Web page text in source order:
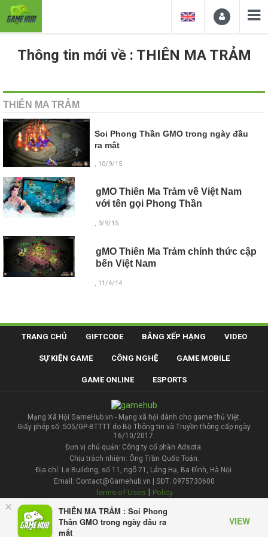
×
THIÊN MA TRẢM : Soi Phong
Thần GMO trong ngày đầu ra
mắt
VIEW
Thông tin mới về : THIÊN MA TRẢM
THIÊN MA TRẢM
Soi Phong Thần GMO trong ngày đầu
ra mắt
, 10/9/15
gMO Thiên Ma Trảm về Việt Nam
với tên gọi Phong Thần
, 3/9/15
gMO Thiên Ma Trảm chính thức cập
bến Việt Nam
, 11/4/14
TRANG CHỦ GIFTCODE BẢNG XẾP HẠNG VIDEO
SỰ KIỆN GAME CÔNG NGHỆ GAME MOBILE
GAME ONLINE ESPORTS
Mạng Xã Hội GameHub.vn - Mạng xã hội dành cho game thủ Việt.
Giấy phép số: 505/GP-BTTTT do Bộ Thông tin và Truyền thông cấp ngày
16/10/2017.
Đơn vị chủ quản: Công ty cổ phần Adsota.
Chịu trách nhiệm: Ông Trần Quốc Toản.
Địa chỉ: Le Building, số 11, ngõ 71, Láng Hạ, Ba Đình, Hà Nội.
Email: Contact@Gamehub.vn | SĐT: 0975730600
Terms of Uses | Policy
Liên hệ đăng bài